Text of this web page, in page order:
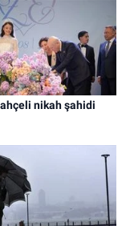
nikah şahidi